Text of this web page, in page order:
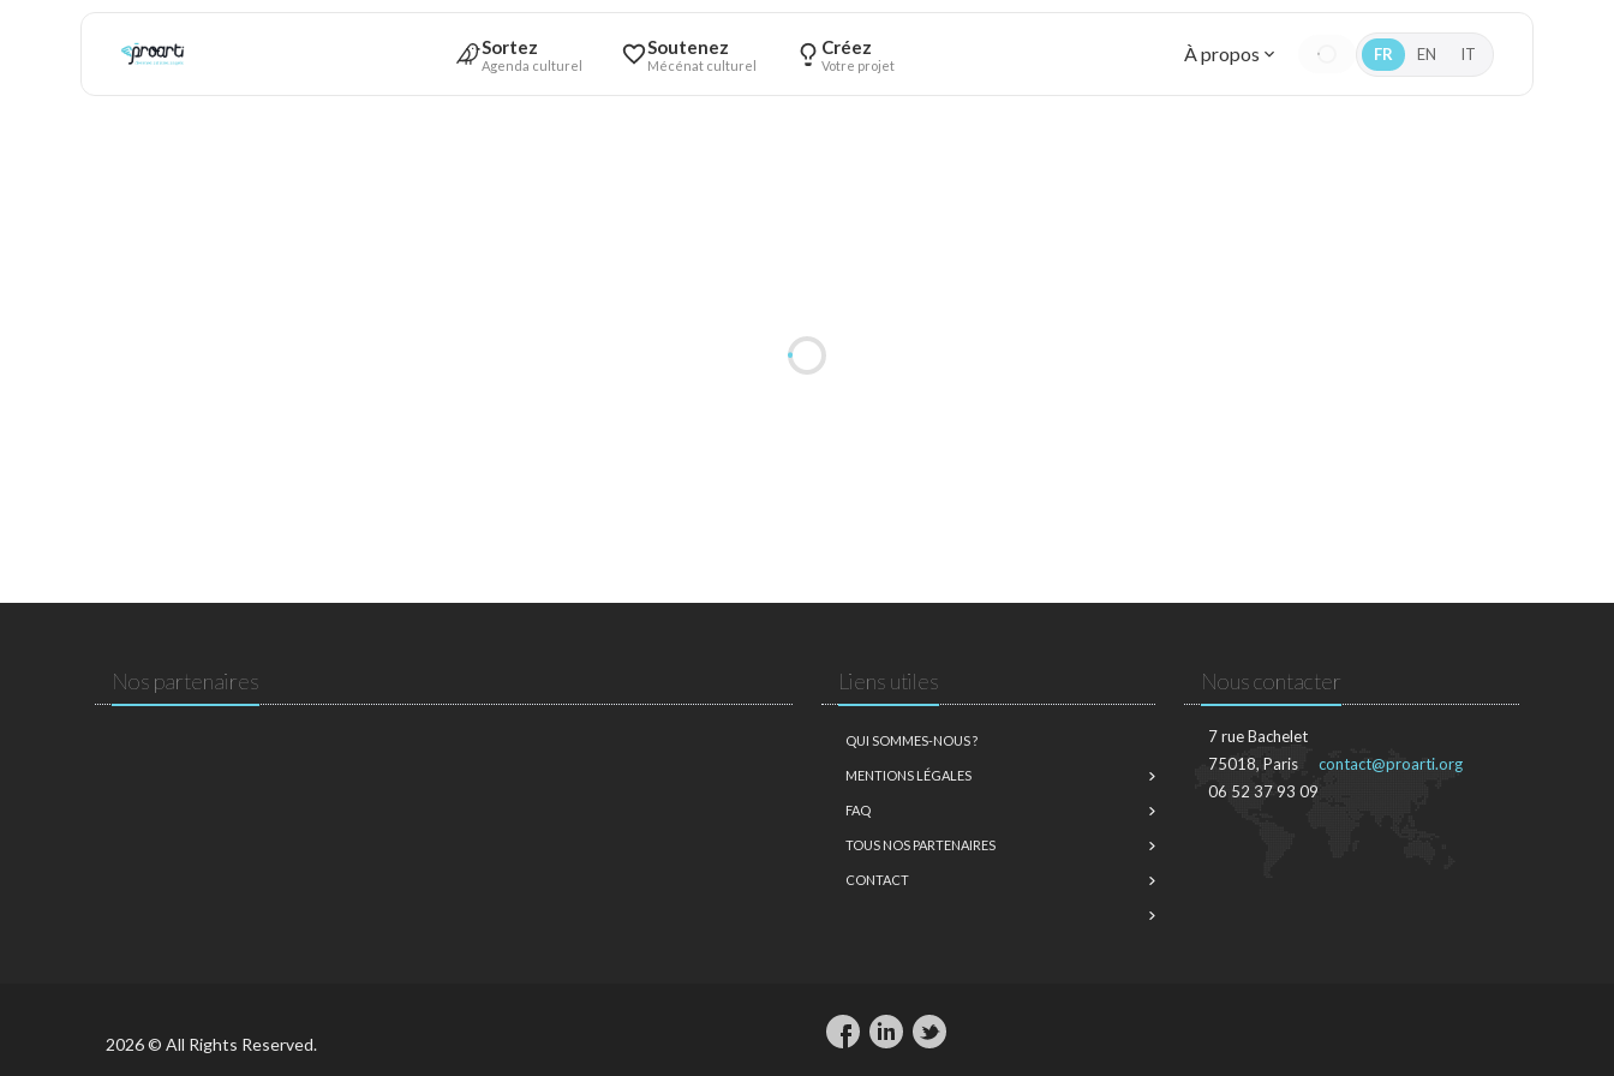
Sortez
Agenda culturel
Soutenez
Mécénat culturel
Créez
Votre projet À propos FR EN IT
Nos partenaires Liens utiles
QUI SOMMES-NOUS ?
MENTIONS LÉGALES
FAQ
TOUS NOS PARTENAIRES
CONTACT
Nous contacter
7 rue Bachelet
75018, Paris
06 52 37 93 09
contact@proarti.org
2026 © All Rights Reserved.